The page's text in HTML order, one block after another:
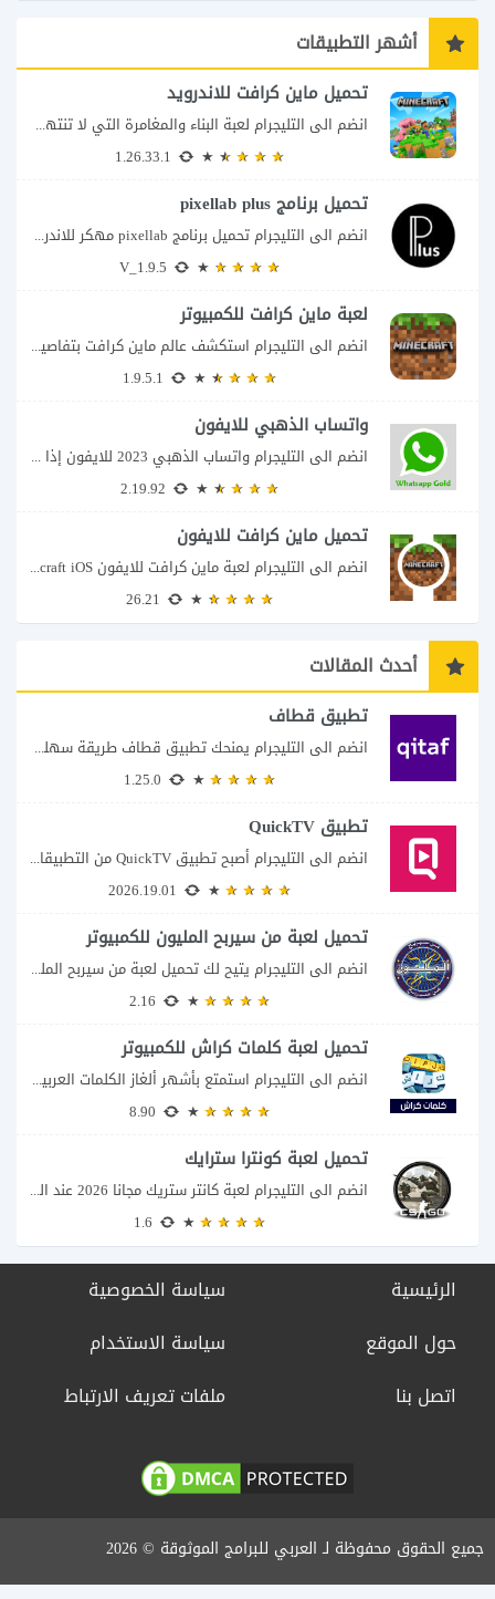
أشهر التطبيقات
تحميل ماين كرافت للاندرويد
انضم الى التليجرام لعبة البناء والمغامرة التي لا تنتهي Minecraft إذا كنت تبحث عن...
تحميل برنامج pixellab plus
انضم الى التليجرام تحميل برنامج pixellab مهكر للاندرويد يعتبر تطبيق بيكسلاب من اشهر تطبيقات...
لعبة ماين كرافت للكمبيوتر
انضم الى التليجرام استكشف عالم ماين كرافت بتفاصيل مذهلة 🌟 هل أنت مستعد لمغامرة...
واتساب الذهبي للايفون
انضم الى التليجرام واتساب الذهبي 2023 للايفون إذا كنت تبحث عن واتساب الذهبي للايفون...
تحميل ماين كرافت للايفون
انضم الى التليجرام لعبة ماين كرافت للايفون Minecraft iOS تُعد لعبة Minecraft واحدة من...
أحدث المقالات
تطبيق قطاف
انضم الى التليجرام يمنحك تطبيق قطاف طريقة سهلة لمتابعة نقاط المكافآت والاستفادة منها في...
تطبيق QuickTV
انضم الى التليجرام أصبح تطبيق QuickTV من التطبيقات التي تستهدف محبي المسلسلات السريعة، إذ...
تحميل لعبة من سيربح المليون للكمبيوتر
انضم الى التليجرام يتيح لك تحميل لعبة من سيربح المليون للكمبيوتر خوض تجربة مسابقات...
تحميل لعبة كلمات كراش للكمبيوتر
انضم الى التليجرام استمتع بأشهر ألغاز الكلمات العربية على شاشة الكمبيوتر يتيح لك تحميل...
تحميل لعبة كونترا سترايك
انضم الى التليجرام لعبة كانتر ستريك مجانا 2026 عند البحث عن تحميل Counter-Strike للكمبيوتر...
الرئيسية
حول الموقع
اتصل بنا
سياسة الخصوصية
سياسة الاستخدام
ملفات تعريف الارتباط
جميع الحقوق محفوظة لـ العربي للبرامج الموثوقة © 2026